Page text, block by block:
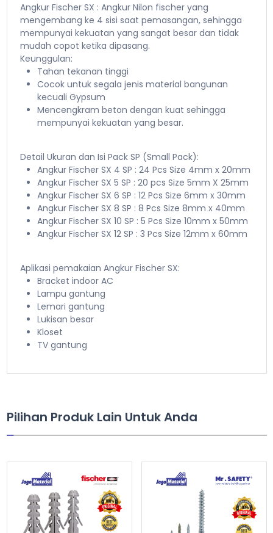
Angkur Fischer SX : Angkur Nilon fischer yang
mengembang ke 4 sisi saat pemasangan, sehingga
mempunyai kekuatan yang sangat besar dan tidak
mudah copot ketika dipasang.
Keunggulan:
Tahan tekanan tinggi
Cocok untuk segala jenis material bangunan
kecuali Gypsum
Mencengkram beton dengan kuat sehingga
mempunyai kekuatan yang besar.
Detail Ukuran dan Isi Pack SP (Small Pack):
Angkur Fischer SX 4 SP : 24 Pcs Size 4mm x 20mm
Angkur Fischer SX 5 SP : 20 pcs Size 5mm X 25mm
Angkur Fischer SX 6 SP : 12 Pcs Size 6mm x 30mm
Angkur Fischer SX 8 SP : 8 Pcs Size 8mm x 40mm
Angkur Fischer SX 10 SP : 5 Pcs Size 10mm x 50mm
Angkur Fischer SX 12 SP : 3 Pcs Size 12mm x 60mm
Aplikasi pemakaian Angkur Fischer SX:
Bracket indoor AC
Lampu gantung
Lemari gantung
Lukisan besar
Kloset
TV gantung
Pilihan Produk Lain Untuk Anda